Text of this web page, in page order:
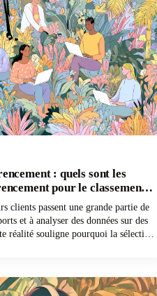
: quels sont les
pour le classement
clients passent une grande partie de
et à analyser des données sur des
réalité souligne pourquoi la sélection